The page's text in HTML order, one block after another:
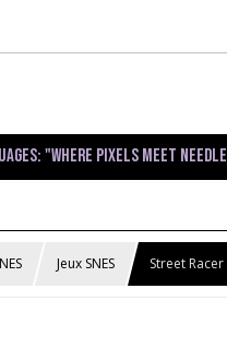
"Where pixels meet
Jeux SNES Street Racer